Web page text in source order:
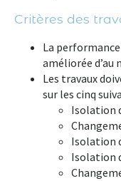
Critères des
La
améliorée
Les travaux
sur les cinq
Isolation
Isolation
Isolation